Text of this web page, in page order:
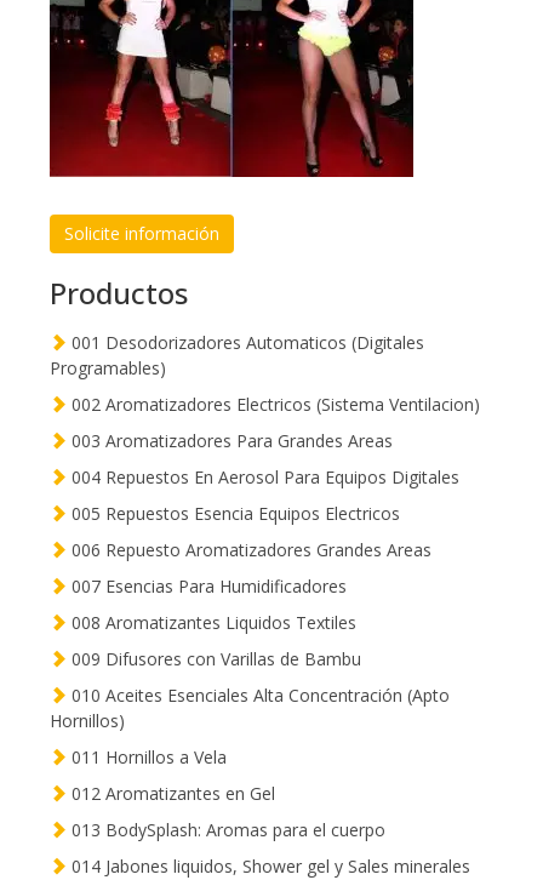
Solicite información
Productos
001 Desodorizadores Automaticos (Digitales
Programables)
002 Aromatizadores Electricos (Sistema Ventilacion)
003 Aromatizadores Para Grandes Areas
004 Repuestos En Aerosol Para Equipos Digitales
005 Repuestos Esencia Equipos Electricos
006 Repuesto Aromatizadores Grandes Areas
007 Esencias Para Humidificadores
008 Aromatizantes Liquidos Textiles
009 Difusores con Varillas de Bambu
010 Aceites Esenciales Alta Concentración (Apto
Hornillos)
011 Hornillos a Vela
012 Aromatizantes en Gel
013 BodySplash: Aromas para el cuerpo
014 Jabones liquidos, Shower gel y Sales minerales